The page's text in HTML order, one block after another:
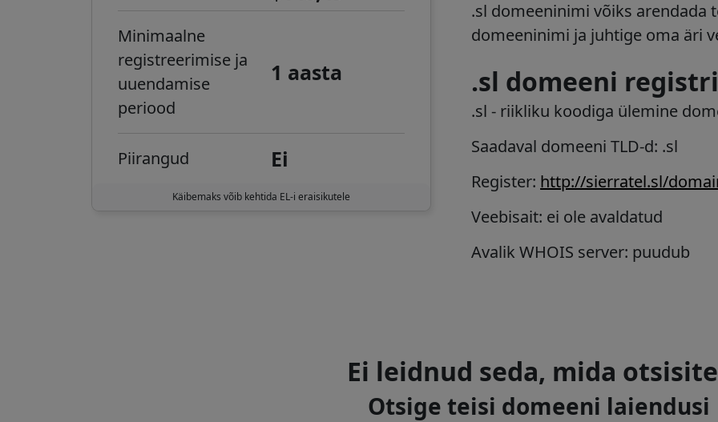
Minimaalne
registreerimise ja
uuendamise
periood
1 aasta
Piirangud Ei
Käibemaks võib kehtida EL-i eraisikutele
.sl domeeninimi võiks arendada
domeeninimi ja juhtige oma äri
.sl domeeni
.sl - riikliku koodiga ülemine
Saadaval domeeni TLD-d: .sl
Register: http://sierratel.sl/
Veebisait: ei ole avaldatud
Avalik WHOIS server: puudub
Ei leidnud seda, mida
Otsige teisi domeeni laiendusi